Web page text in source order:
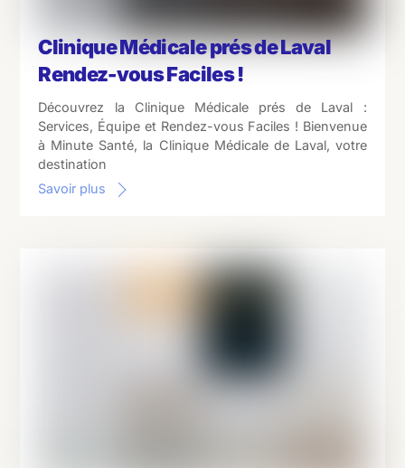
Clinique Médicale prés de Laval
Rendez-vous Faciles !
Découvrez la Clinique Médicale prés de Laval :
Services, Équipe et Rendez-vous Faciles ! Bienvenue
à Minute Santé, la Clinique Médicale de Laval, votre
destination
Savoir plus